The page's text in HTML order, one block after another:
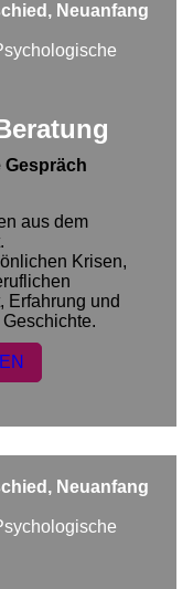
Neuanfang
Gespräch
aus dem
Krisen,
Erfahrung und
Neuanfang